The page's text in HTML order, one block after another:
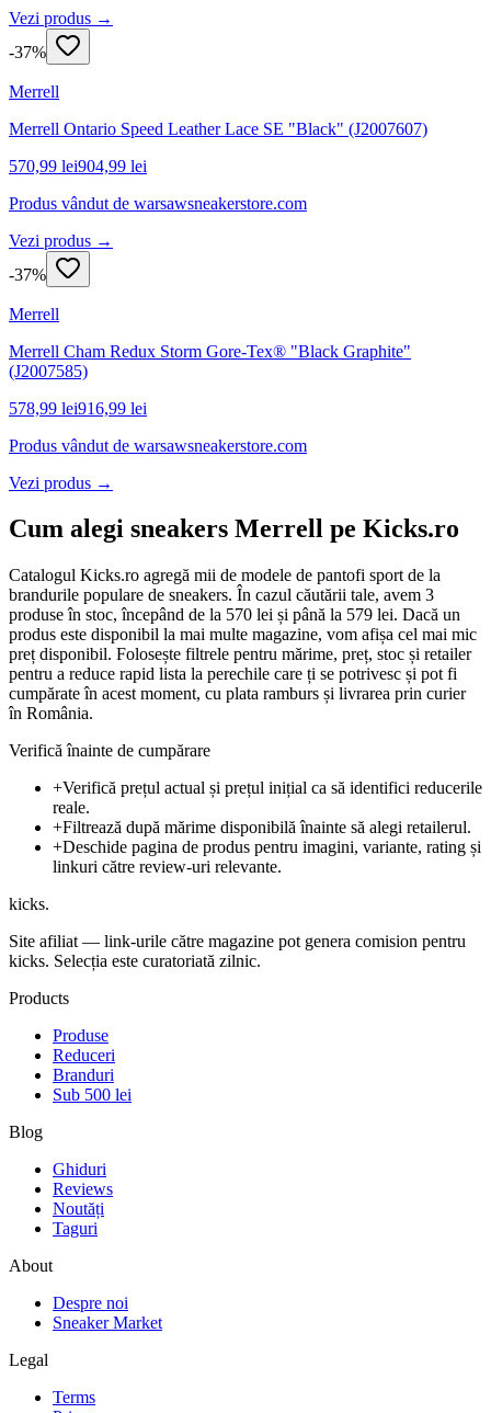
Vezi produs →
-37%
Merrell
Merrell Ontario Speed Leather Lace SE "Black" (J2007607)
570,99 lei904,99 lei
Produs vândut de warsawsneakerstore.com
Vezi produs →
-37%
Merrell
Merrell Cham Redux Storm Gore-Tex® "Black Graphite"
(J2007585)
578,99 lei916,99 lei
Produs vândut de warsawsneakerstore.com
Vezi produs →
Cum alegi sneakers Merrell pe Kicks.ro
Catalogul Kicks.ro agregă mii de modele de pantofi sport de la
brandurile populare de sneakers. În cazul căutării tale, avem 3
produse în stoc, începând de la 570 lei și până la 579 lei. Dacă un
produs este disponibil la mai multe magazine, vom afișa cel mai mic
preț disponibil. Folosește filtrele pentru mărime, preț, stoc și retailer
pentru a reduce rapid lista la perechile care ți se potrivesc și pot fi
cumpărate în acest moment, cu plata ramburs și livrarea prin curier
în România.
Verifică înainte de cumpărare
+Verifică prețul actual și prețul inițial ca să identifici reducerile
reale.
+Filtrează după mărime disponibilă înainte să alegi retailerul.
+Deschide pagina de produs pentru imagini, variante, rating și
linkuri către review-uri relevante.
kicks.
Site afiliat — link-urile către magazine pot genera comision pentru
kicks. Selecția este curatoriată zilnic.
Products
Produse
Reduceri
Branduri
Sub 500 lei
Blog
Ghiduri
Reviews
Noutăți
Taguri
About
Despre noi
Sneaker Market
Legal
Terms